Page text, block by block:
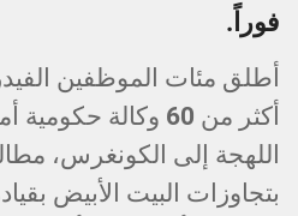
فوراً.
أطلق مئات الموظفين
أكثر من 60 وكالة
اللهجة إلى الكونغرس،
بتجاوزات البيت الأبيض